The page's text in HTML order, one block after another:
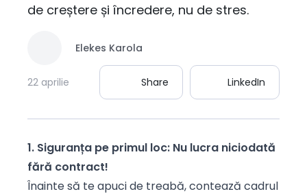
Elekes Karola
22 aprilie Share LinkedIn
de creștere și încredere, nu de stres.
1. Siguranța pe primul loc: Nu lucra niciodată
fără contract!
Înainte să te apuci de treabă, contează cadrul